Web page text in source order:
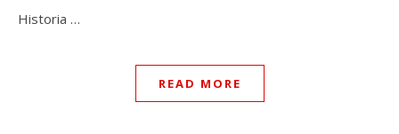
Historia …
READ MORE